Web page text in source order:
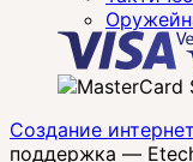
Создание
поддержка —